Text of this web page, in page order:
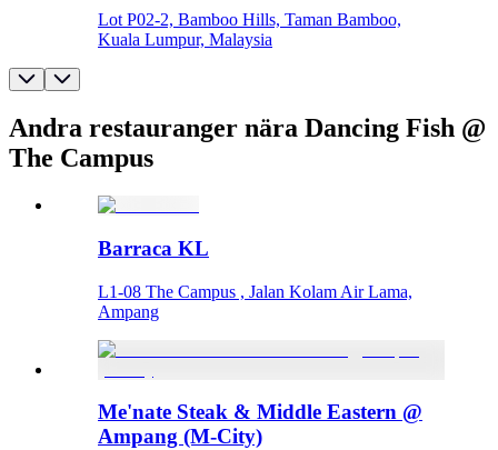
Lot P02-2, Bamboo Hills, Taman Bamboo,
Kuala Lumpur, Malaysia
Andra restauranger nära Dancing Fish @
The Campus
Barraca KL
L1-08 The Campus , Jalan Kolam Air Lama,
Ampang
Me'nate Steak & Middle Eastern @
Ampang (M-City)